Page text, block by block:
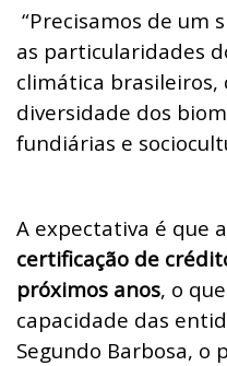
“Precisamos de um
as particularidades
climática brasileiros,
diversidade dos
fundiárias e
A expectativa é que
certificação de
próximos anos, o
capacidade das
Segundo Barbosa, o